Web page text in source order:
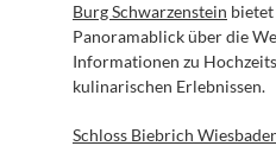
Burg Schwarzenstein bietet
Panoramablick über die
Informationen zu
kulinarischen Erlebnissen.
Schloss Biebrich